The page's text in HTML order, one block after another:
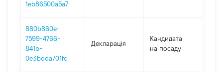
1eb86500a5a7
880b860e-
7599-4766-
841b-
0e3bdda701fc
Декларація
Кандидата
на посаду